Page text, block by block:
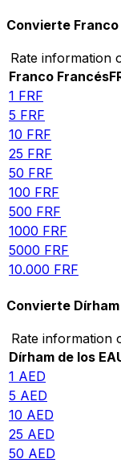
Convierte Franco
Rate information
Franco Francés
1 FRF
5 FRF
10 FRF
25 FRF
50 FRF
100 FRF
500 FRF
1000 FRF
5000 FRF
10.000 FRF
Convierte
Rate information
Dírham de los
1 AED
5 AED
10 AED
25 AED
50 AED